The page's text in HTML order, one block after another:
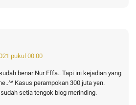
pukul 00.00
benar Nur Effa.. Tapi ini kejadian yang
Kasus perampokan 300 juta yen.
setia tengok blog merinding.